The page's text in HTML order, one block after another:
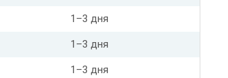
1–3 дня
1–3 дня
1–3 дня